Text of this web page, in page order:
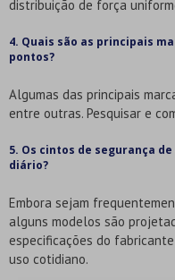
distribuição de força
4. Quais são as principais
pontos?
Algumas das principais
entre outras. Pesquisar e
5. Os cintos de segurança
diário?
Embora sejam
alguns modelos são
especificações do
uso cotidiano.